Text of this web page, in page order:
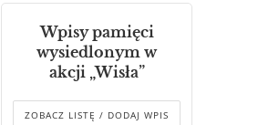
Декрет єпископів
Перемисько-Варшавської
Митрополії стосовно
звершування Божественної
літургії
Wpisy pamięci
wysiedlonym w
akcji „Wisła”
ZOBACZ LISTĘ / DODAJ WPIS